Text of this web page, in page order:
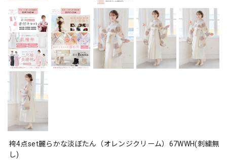
袴4点set麗らかな淡ぼたん（オレンジクリーム）67WWH(刺繍無
し)